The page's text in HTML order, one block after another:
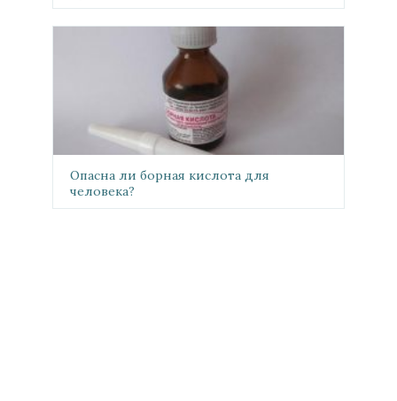
Опасна ли борная кислота для
человека?